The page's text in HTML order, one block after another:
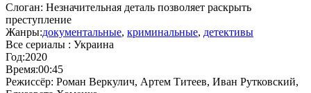
Слоган: Незначительная деталь позволяет раскрыть
преступление
Жанры:документальные, криминальные, детективы
Все сериалы : Украина
Год:2020
Время:00:45
Режиссёр: Роман Веркулич, Артем Титеев, Иван Рутковский,